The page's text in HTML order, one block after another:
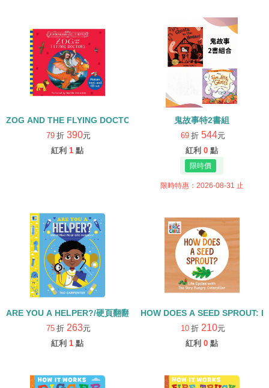
ZOG AND THE FLYING DOCTORS/英文繪本+CD
79 折 390元
紅利 1 點
鬼故事特2書組
69 折 544元
紅利 0 點
限時特惠：2026-08-31 止
ARE YOU A HELPER?/硬頁翻翻書
75 折 263元
紅利 1 點
HOW DOES A SEED SPROUT:
10 折 210元
紅利 0 點